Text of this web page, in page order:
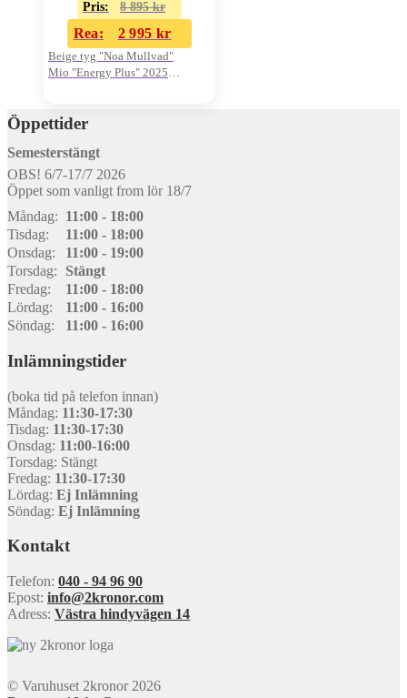
Pris: 8 895kr
Rea: 2 995 kr
Beige tyg "Noa Mullvad"
Mio "Energy Plus" 2025
Öppettider
Semesterstängt
OBS! 6/7-17/7 2026
Öppet som vanligt from lör 18/7
Måndag: 11:00 - 18:00
Tisdag:
11:00 - 18:00
Onsdag:
11:00 - 19:00
Torsdag:
Stängt
Fredag:
11:00 - 18:00
Lördag:
11:00 - 16:00
Söndag:
11:00 - 16:00
Inlämningstider
(boka tid på telefon innan)
Måndag: 11:30-17:30
Tisdag: 11:30-17:30
Onsdag: 11:00-16:00
Torsdag: Stängt
Fredag: 11:30-17:30
Lördag: Ej Inlämning
Söndag: Ej Inlämning
Kontakt
Telefon: 040 - 94 96 90
Epost: info@2kronor.com
Adress: Västra hindyvägen 14
© Varuhuset 2kronor 2026